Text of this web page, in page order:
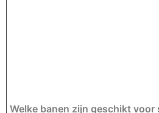
Welke banen zijn geschikt voor